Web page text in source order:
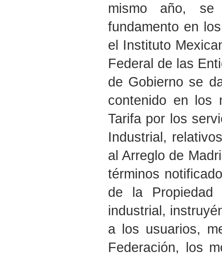
mismo año, se
fundamento en
el Instituto
Federal de las
de Gobierno se
contenido en
Tarifa por los
Industrial,
al Arreglo de
términos
de la Propiedad
industrial,
a los usuarios,
Federación, los